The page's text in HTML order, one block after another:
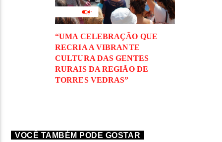
“UMA CELEBRAÇÃO QUE
RECRIA A VIBRANTE
CULTURA DAS GENTES
RURAIS DA REGIÃO DE
TORRES VEDRAS”
VOCÊ TAMBÉM PODE GOSTAR